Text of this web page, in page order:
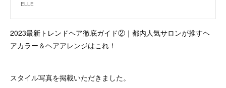
ELLE
2023最新トレンドヘア徹底ガイド②｜都内人気サロンが推すヘ
アカラー＆ヘアアレンジはこれ！
スタイル写真を掲載いただきました。